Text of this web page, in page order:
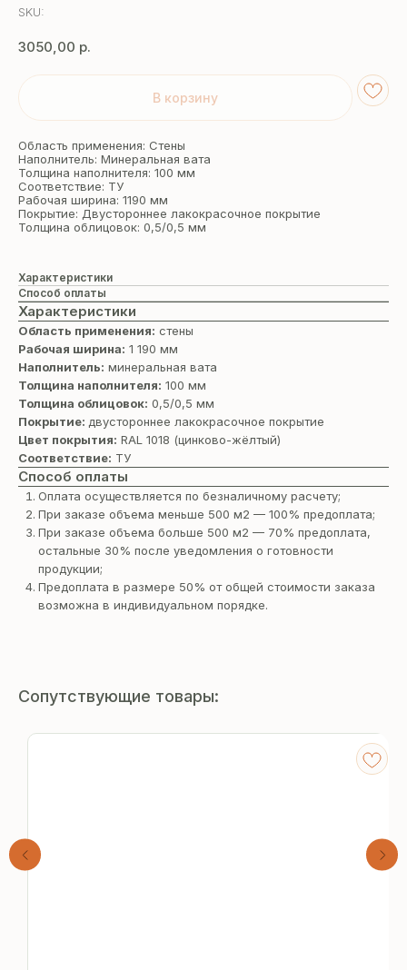
SKU:
3050,00 р.
В корзину
Область применения: Стены
Наполнитель: Минеральная вата
Толщина наполнителя: 100 мм
Соответствие: ТУ
Рабочая ширина: 1190 мм
Покрытие: Двустороннее лакокрасочное покрытие
Толщина облицовок: 0,5/0,5 мм
Характеристики
Способ оплаты
Характеристики
Область применения: стены
Рабочая ширина: 1 190 мм
Наполнитель: минеральная вата
Толщина наполнителя: 100 мм
Толщина облицовок: 0,5/0,5 мм
Покрытие: двустороннее лакокрасочное покрытие
Цвет покрытия: RAL 1018 (цинково-жёлтый)
Соответствие: ТУ
Способ оплаты
Оплата осуществляется по безналичному расчету;
При заказе объема меньше 500 м2 — 100% предоплата;
При заказе объема больше 500 м2 — 70% предоплата,
остальные 30% после уведомления о готовности
продукции;
Предоплата в размере 50% от общей стоимости заказа
возможна в индивидуальном порядке.
Сопутствующие товары: